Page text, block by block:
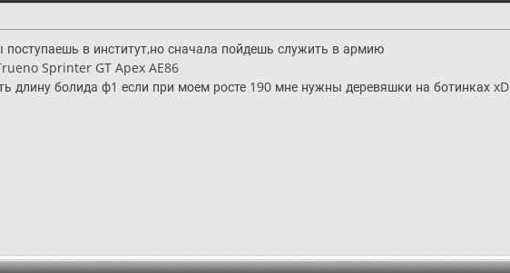
поступаешь в институт,но сначала пойдешь служить в армию
Sprinter GT Apex AE86
длину болида ф1 если при моем росте 190 мне нужны деревяшки на ботинках xD